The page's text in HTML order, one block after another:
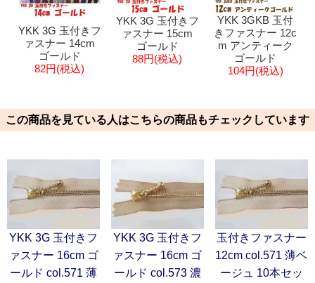
YKK 3G 玉付きフ
ァスナー 14cm
ゴールド
82円(税込)
YKK 3G 玉付きフ
ァスナー 15cm
ゴールド
88円(税込)
YKK 3GKB 玉付
きファスナー 12c
m アンティーク
ゴールド
104円(税込)
この商品を見ている人はこちらの商品もチェックしています
YKK 3G 玉付きフ
ァスナー 16cm ゴ
ールド col.571 薄
YKK 3G 玉付きフ
ァスナー 16cm ゴ
ールド col.573 濃
玉付きファスナー
12cm col.571 薄ベ
ージュ 10本セッ